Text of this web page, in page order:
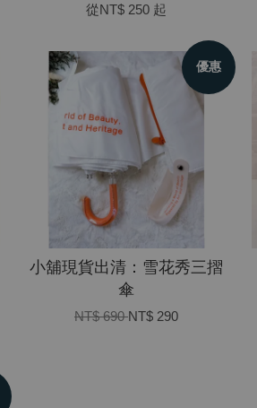
從NT$ 250 起
優惠
小舖現貨出清：雪花秀三摺
傘
NT$ 690NT$ 290